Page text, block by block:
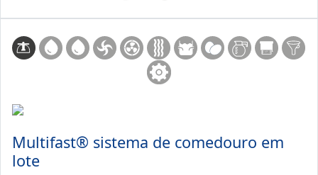
Multifast® sistema de comedouro em
lote